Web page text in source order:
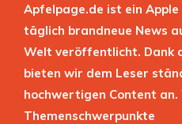
Apfelpage.de ist ein
täglich brandneue News
Welt veröffentlicht. Dank
bieten wir dem Leser
hochwertigen Content
Themenschwerpunkte